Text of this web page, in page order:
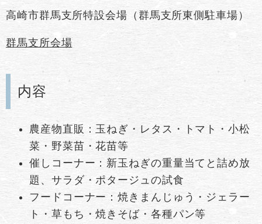
高崎市群馬支所特設会場（群馬支所東側駐車場）
群馬支所会場
内容
農産物直販：玉ねぎ・レタス・トマト・小松
菜・野菜苗・花苗等
催しコーナー：新玉ねぎの重量当てと詰め放
題、サラダ・ポタージュの試食
フードコーナー：焼きまんじゅう・ジェラー
ト・草もち・焼きそば・各種パン等